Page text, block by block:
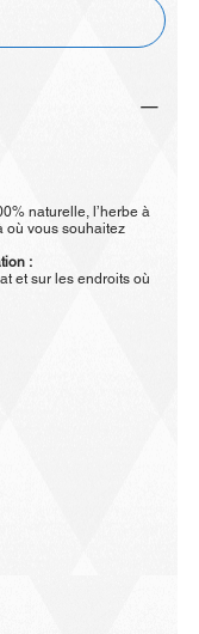
naturelle, l’herbe à
où vous souhaitez
:
et sur les endroits où